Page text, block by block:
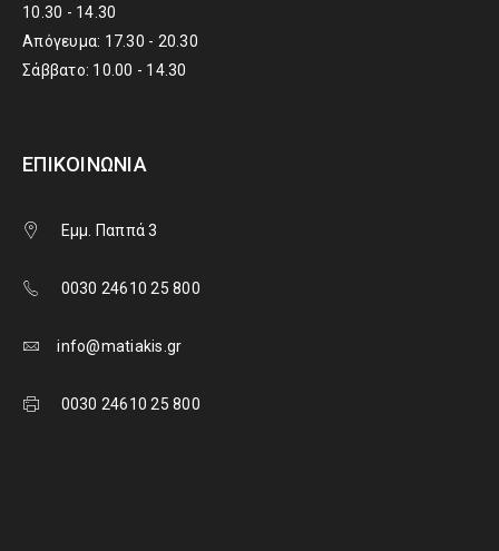
10.30 - 14.30
Απόγευμα: 17.30 - 20.30
Σάββατο: 10.00 - 14.30
ΕΠΙΚΟΙΝΩΝΊΑ
Εμμ. Παππά 3
0030 24610 25 800
info@matiakis.gr
0030 24610 25 800